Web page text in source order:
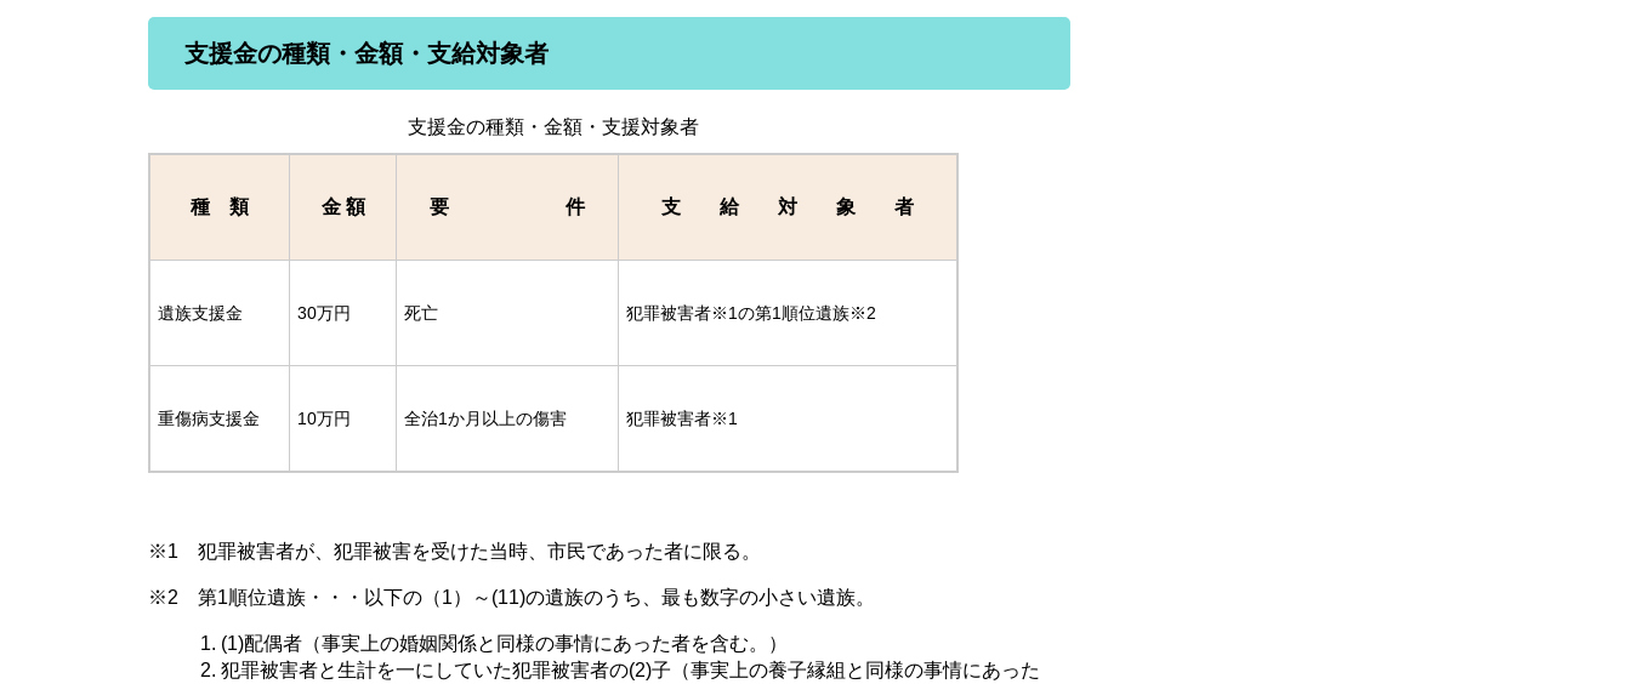
支援金の種類・金額・支給対象者
支援金の種類・金額・支援対象者
種 類 金 額 要 件 支 給 対 象 者
遺族支援金 30万円 死亡 犯罪被害者※1の第1順位遺族※2
重傷病支援金 10万円 全治1か月以上の傷害 犯罪被害者※1
※1 犯罪被害者が、犯罪被害を受けた当時、市民であった者に限る。
※2 第1順位遺族・・・以下の（1）～(11)の遺族のうち、最も数字の小さい遺族。
(1)配偶者（事実上の婚姻関係と同様の事情にあった者を含む。）
犯罪被害者と生計を一にしていた犯罪被害者の(2)子（事実上の養子縁組と同様の事情にあった